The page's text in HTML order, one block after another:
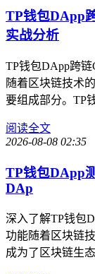
TP钱包DApp
实战分析
TP钱包DApp跨
随着区块链技术
要组成部分。TP
阅读全文
2026-08-08 02:35
TP钱包DApp
DAp
深入了解TP钱包
功能随着区块链
成为了区块链生